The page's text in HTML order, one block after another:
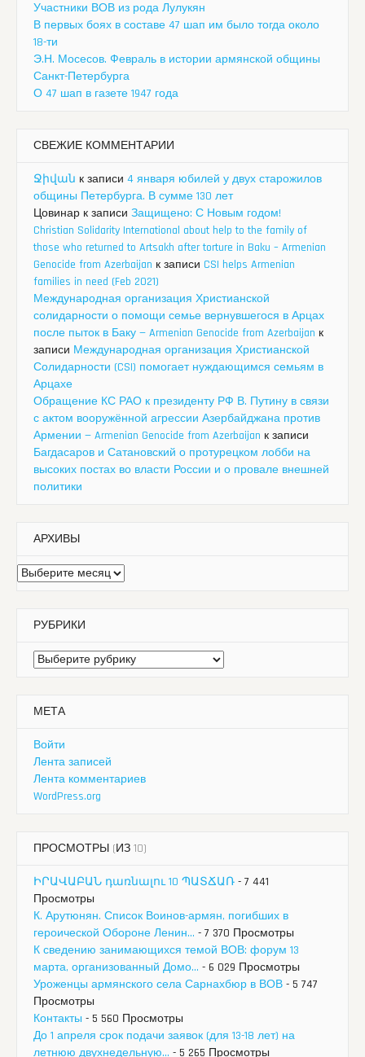
Участники ВОВ из рода Лулукян
В первых боях в составе 47 шап им было тогда около
18-ти
Э.Н. Мосесов. Февраль в истории армянской общины
Санкт-Петербурга
О 47 шап в газете 1947 года
СВЕЖИЕ КОММЕНТАРИИ
Ջիվան к записи 4 января юбилей у двух старожилов
общины Петербурга. В сумме 130 лет
Цовинар к записи Защищено: С Новым годом!
Christian Solidarity International about help to the family of
those who returned to Artsakh after torture in Baku – Armenian
Genocide from Azerbaijan к записи CSI helps Armenian
families in need (Feb 2021)
Международная организация Христианской
солидарности о помощи семье вернувшегося в Арцах
после пыток в Баку — Armenian Genocide from Azerbaijan к
записи Международная организация Христианской
Солидарности (CSI) помогает нуждающимся семьям в
Арцахе
Обращение КС РАО к президенту РФ В. Путину в связи
с актом вооружённой агрессии Азербайджана против
Армении — Armenian Genocide from Azerbaijan к записи
Багдасаров и Сатановский о протурецком лобби на
высоких постах во власти России и о провале внешней
политики
АРХИВЫ
Архивы
РУБРИКИ
Рубрики
МЕТА
Войти
Лента записей
Лента комментариев
WordPress.org
ПРОСМОТРЫ (ИЗ 10)
ԻՐԱՎԱԲԱՆ դառնալու 10 ՊԱՏՃԱՌ - 7 441
Просмотры
К. Арутюнян. Список Воинов-армян, погибших в
героической Обороне Ленин... - 7 370 Просмотры
К сведению занимающихся темой ВОВ: форум 13
марта, организованный Домо... - 6 029 Просмотры
Уроженцы армянского села Сарнахбюр в ВОВ - 5 747
Просмотры
Контакты - 5 560 Просмотры
До 1 апреля срок подачи заявок (для 13-18 лет) на
летнюю двухнедельную... - 5 265 Просмотры